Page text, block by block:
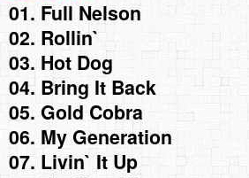
01. Full Nelson
02. Rollin`
03. Hot Dog
04. Bring It Back
05. Gold Cobra
06. My Generation
07. Livin` It Up